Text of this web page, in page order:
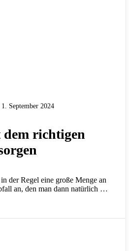
1. September 2024
richtigen
der Regel eine große Menge an
an, den man dann natürlich …